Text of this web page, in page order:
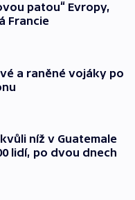
patou“ Evropy,
Francie
a raněné vojáky po
níž v Guatemale
lidí, po dvou dnech